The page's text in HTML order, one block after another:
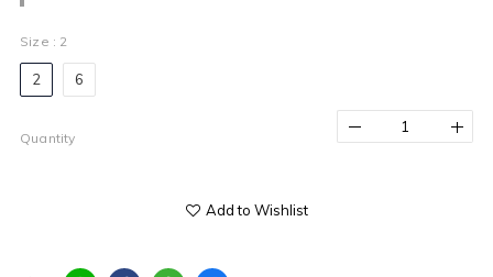
Size : 2
2 6
Quantity
Add to Wishlist